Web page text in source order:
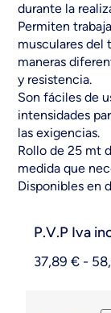
durante la
Permiten
musculares del
maneras
y resistencia.
Son fáciles de
intensidades
las exigencias.
Rollo de 25 mt
medida que
Disponibles en
P.V.P Iva
37,89€ -